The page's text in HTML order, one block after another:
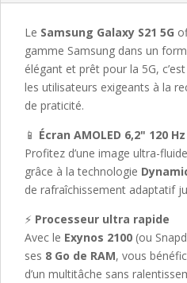
Le Samsung Galaxy S21 5G
gamme Samsung dans un
élégant et prêt pour la 5G,
les utilisateurs exigeants à la
de praticité.
📱 Écran AMOLED 6,2" 120 Hz
Profitez d’une image ultra-
grâce à la technologie
de rafraîchissement adaptatif
⚡ Processeur ultra rapide
Avec le Exynos 2100 (ou
ses 8 Go de RAM, vous
d’un multitâche sans